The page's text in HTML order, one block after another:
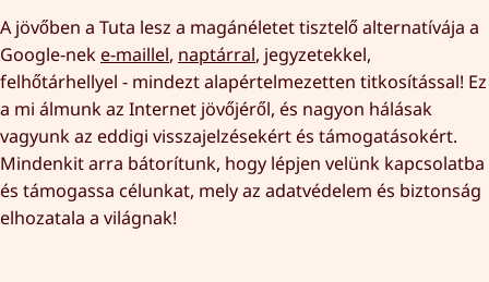
A jövőben a Tuta lesz a magánéletet tisztelő alternatívája a
Google-nek e-maillel, naptárral, jegyzetekkel,
felhőtárhellyel - mindezt alapértelmezetten titkosítással! Ez
a mi álmunk az Internet jövőjéről, és nagyon hálásak
vagyunk az eddigi visszajelzésekért és támogatásokért.
Mindenkit arra bátorítunk, hogy lépjen velünk kapcsolatba
és támogassa célunkat, mely az adatvédelem és biztonság
elhozatala a világnak!